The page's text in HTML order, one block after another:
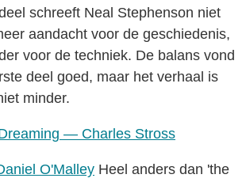
schreeft Neal Stephenson niet
aandacht voor de geschiedenis,
voor de techniek. De balans vond
deel goed, maar het verhaal is
minder.
— Charles Stross
O'Malley Heel anders dan 'the